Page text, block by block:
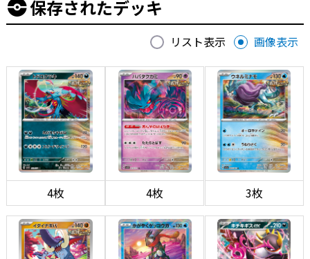
保存されたデッキ
リスト表示 画像表示
4枚 4枚 3枚